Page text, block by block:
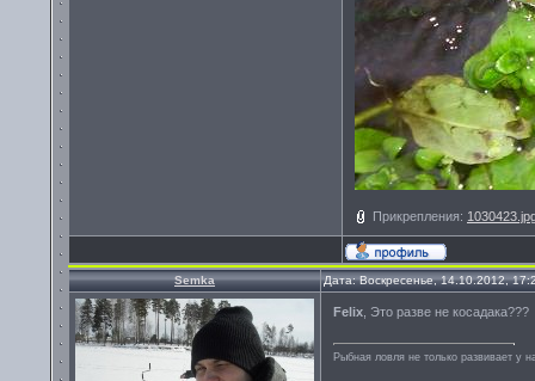
Прикрепления:
Semka Дата: Воскресенье, 14.10.2012,
Felix , Это разве не косадака???
Рыбная ловля не только развивает у